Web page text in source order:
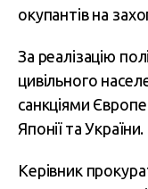
окупантів на
За реалізацію
цивільного
санкціями
Японії та України.
Керівник